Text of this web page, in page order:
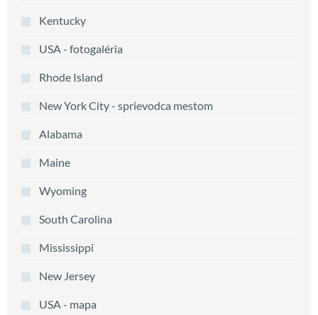
Kentucky
USA - fotogaléria
Rhode Island
New York City - sprievodca mestom
Alabama
Maine
Wyoming
South Carolina
Mississippi
New Jersey
USA - mapa